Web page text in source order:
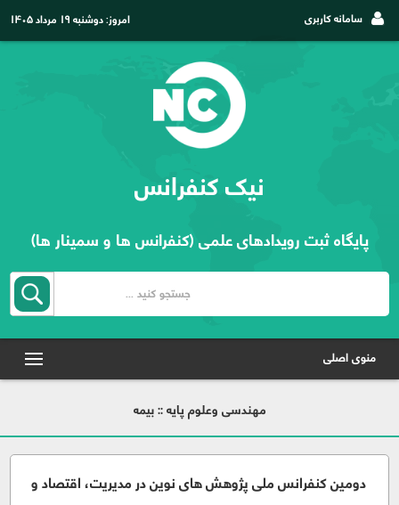
سامانه کاربری امروز:دوشنبه ۱۹ مرداد ۱۴۰۵
نیک کنفرانس
پایگاه ثبت رویدادهای علمی (کنفرانس ها و سمینار ها)
منوی اصلی
مهندسی وعلوم پایه :: بیمه
دومین کنفرانس ملی پژوهش های نوین در مدیریت، اقتصاد و